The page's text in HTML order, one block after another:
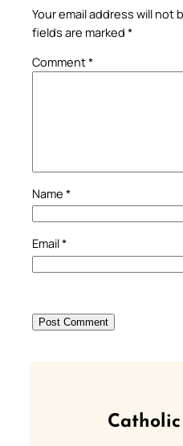
Your email address will not
fields are marked *
Comment*
Name *
Email*